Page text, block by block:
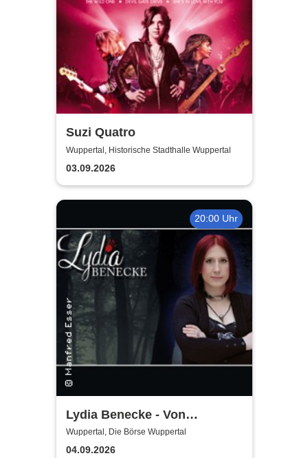
Suzi Quatro
Wuppertal, Historische Stadthalle Wuppertal
03.09.2026
20:00 Uhr
Lydia Benecke - Von
Hochstapelei, Betrug und
Gaslighting
Wuppertal, Die Börse Wuppertal
04.09.2026